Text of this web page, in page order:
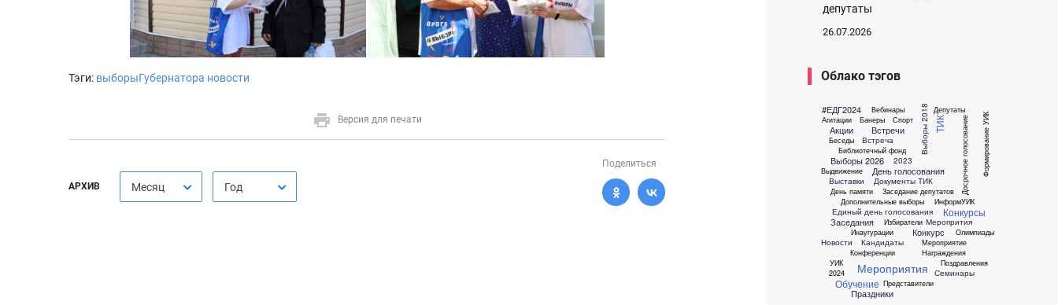
Тэги: выборыГубернатора новости
Версия для печати
АРХИВ Месяц Год
Поделиться
депутаты
26.07.2026
Облако тэгов
#ЕДГ2024
Агитации
Акции
Банеры
Беседы
Библиотечный фонд
Вебинары
Встреча
Встречи Выборы 2018
Выборы 2026
Выдвижение
Выставки
День голосования
День памяти
Депутаты
Документы ТИК
Дополнительные выборы
Досрочное голосование
Единый день голосования
Заседание депутатов
Заседания
Избиратели
Инаугурации
ИнформУИК
Кандидаты
Конкурс
Конкурсы
Конференции
Меропрития
Мероприятие
Мероприятия
Награждения
Новости
Обучение
Олимпиады
Поздравления
Праздники
Представители
Семинары
Спорт ТИК
УИК
Формирование УИК
2023
2024